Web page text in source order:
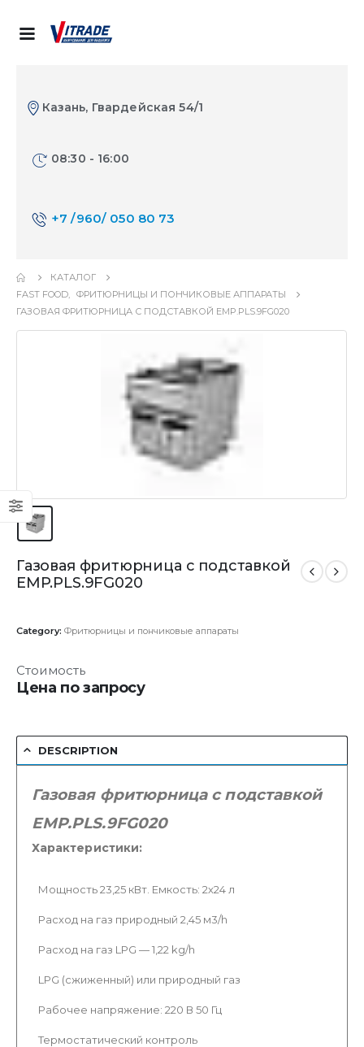
Казань, Гвардейская 54/1
08:30 - 16:00
+7 /960/ 050 80 73
КАТАЛОГ
FAST FOOD, ФРИТЮРНИЦЫ И ПОНЧИКОВЫЕ АППАРАТЫ
ГАЗОВАЯ ФРИТЮРНИЦА С ПОДСТАВКОЙ EMP.PLS.9FG020
Газовая фритюрница с подставкой
EMP.PLS.9FG020
Category: Фритюрницы и пончиковые аппараты
Стоимость
Цена по запросу
DESCRIPTION
Газовая фритюрница с подставкой
EMP.PLS.9FG020
Характеристики:
Мощность 23,25 кВт. Емкость: 2х24 л
Расход на газ природный 2,45 м3/h
Расход на газ LPG — 1,22 kg/h
LPG (сжиженный) или природный газ
Рабочее напряжение: 220 В 50 Гц
Термостатический контроль